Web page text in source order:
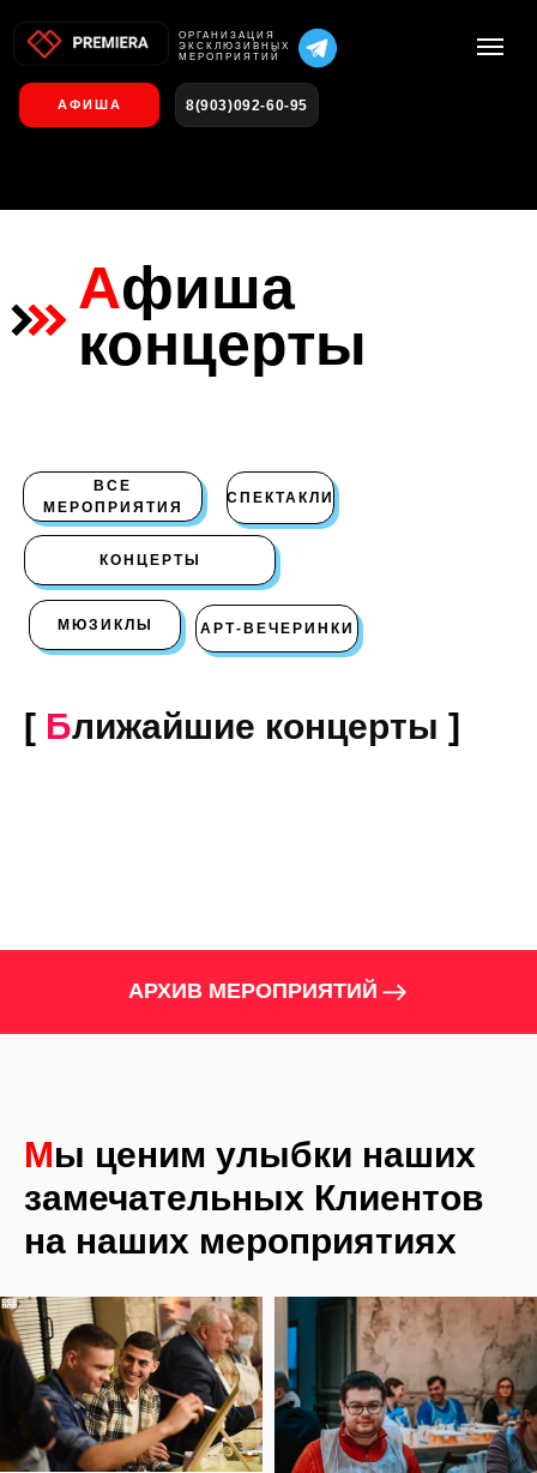
О РГАНИЗАЦИЯ
ЭКСКЛЮЗИВНЫХ
МЕРОПРИЯТИЙ
АФИША 8(903)092-60-95
Афиша
концерты
СПЕКТАКЛИ
КОНЦЕРТЫ
МЮЗИКЛЫ
ВСЕ
МЕРОПРИЯТИЯ
АРТ-ВЕЧЕРИНКИ
[ Ближайшие концерты ]
АРХИВ МЕРОПРИЯТИЙ
Мы ценим улыбки наших
замечательных Клиентов
на наших мероприятиях